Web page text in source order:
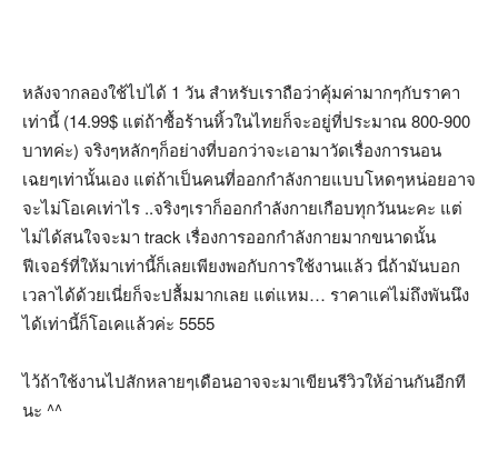
หลังจากลองใช้ไปได้ 1 วัน สำหรับเราถือว่าคุ้มค่ามากๆกับราคา
เท่านี้ (14.99$ แต่ถ้าซื้อร้านหิ้วในไทยก็จะอยู่ที่ประมาณ 800-900
บาทค่ะ) จริงๆหลักๆก็อย่างที่บอกว่าจะเอามาวัดเรื่องการนอน
เฉยๆเท่านั้นเอง แต่ถ้าเป็นคนที่ออกกำลังกายแบบโหดๆหน่อยอาจ
จะไม่โอเคเท่าไร ..จริงๆเราก็ออกกำลังกายเกือบทุกวันนะคะ แต่
ไม่ได้สนใจจะมา track เรื่องการออกกำลังกายมากขนาดนั้น
ฟีเจอร์ที่ให้มาเท่านี้ก็เลยเพียงพอกับการใช้งานแล้ว นี่ถ้ามันบอก
เวลาได้ด้วยเนี่ยก็จะปลื้มมากเลย แต่แหม… ราคาแค่ไม่ถึงพันนึง
ได้เท่านี้ก็โอเคแล้วค่ะ 5555
ไว้ถ้าใช้งานไปสักหลายๆเดือนอาจจะมาเขียนรีวิวให้อ่านกันอีกที
นะ ^^